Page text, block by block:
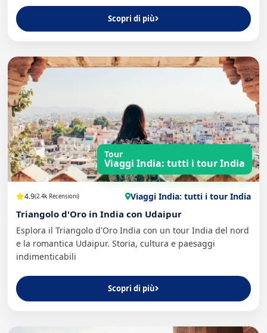
Scopri di più
Tour
Viaggi India: tutti i tour India
4.9(2.4k Recensioni) Viaggi India: tutti i tour India
Triangolo d'Oro in India con Udaipur
Esplora il Triangolo d'Oro India con un tour India del nord
e la romantica Udaipur. Storia, cultura e paesaggi
indimenticabili
Scopri di più